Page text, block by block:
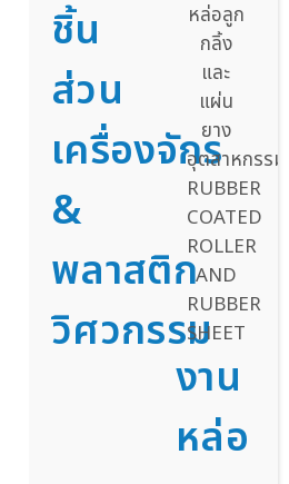
ชิ้น
ส่วน
เครื่องจักร
&
พลาสติก
วิศวกรรม
งาน
หล่อ